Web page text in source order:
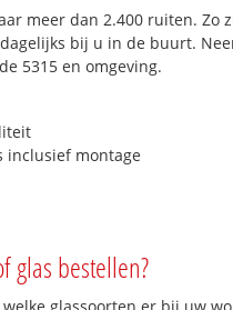
meer dan 2.400 ruiten. Zo
bij u in de buurt.
5315 en omgeving.
inclusief montage
glas bestellen?
glassoorten er bij uw